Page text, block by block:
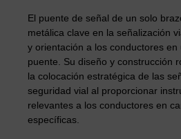
El puente de señal de un solo
metálica clave en la señalización
y orientación a los conductores en
puente. Su diseño y construcción
la colocación estratégica de las
seguridad vial al proporcionar
relevantes a los conductores en
específicas.